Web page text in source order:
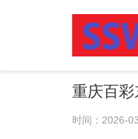
重庆百
时间：2026-